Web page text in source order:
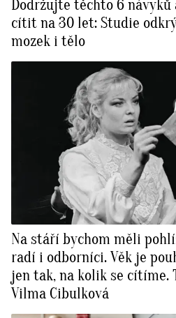
Dodržujte těchto 6 návyků
cítit na 30 let: Studie
mozek i tělo
Na stáří bychom měli
radí i odborníci. Věk je
jen tak, na kolik se cítíme.
Vilma Cibulková